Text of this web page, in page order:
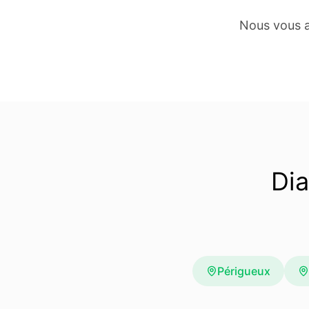
Nous vous
Périgueux